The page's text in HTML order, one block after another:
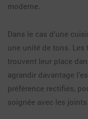
moderne.
Dans le cas d’une
une unité de tons.
trouvent leur place
agrandir davantage
préférence rectifiés,
soignée avec les joints